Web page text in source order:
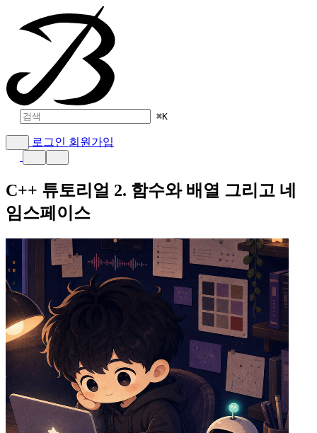
⌘K
로그인 회원가입
C++ 튜토리얼 2. 함수와 배열 그리고 네
임스페이스